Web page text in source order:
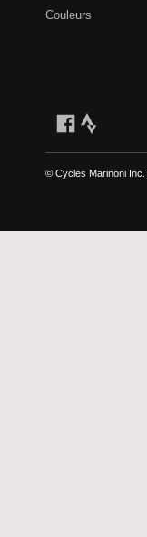
Couleurs
© Cycles Marinoni Inc.